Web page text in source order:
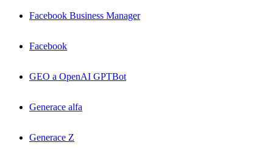
Facebook Business Manager
Facebook
GEO a OpenAI GPTBot
Generace alfa
Generace Z